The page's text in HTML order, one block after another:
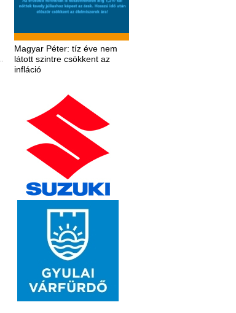
Magyar Péter: tíz éve nem
látott szintre csökkent az
infláció